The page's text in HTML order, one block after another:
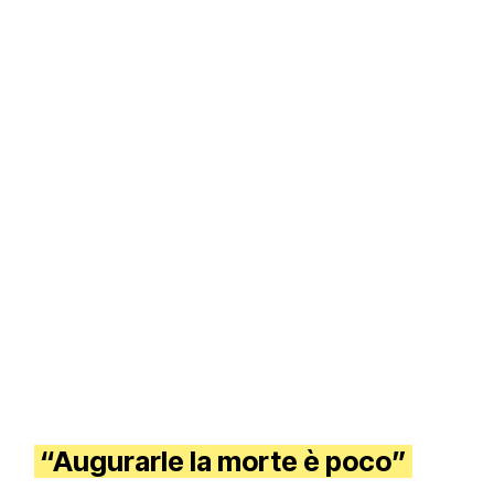
“Augurarle la morte è poco”